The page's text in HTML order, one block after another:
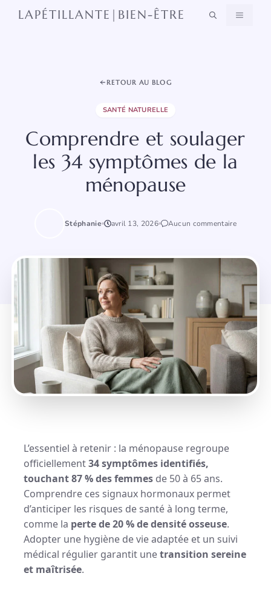
LAPÉTILLANTE|BIEN-ÊTRE MENU
RETOUR AU BLOG
SANTÉ NATURELLE
Comprendre et soulager
les 34 symptômes de la
ménopause
Stéphanie avril 13, 2026 Aucun commentaire
L’essentiel à retenir : la ménopause regroupe
officiellement34 symptômes identifiés,
touchant 87 % des femmes de 50 à 65 ans.
Comprendre ces signaux hormonaux permet
d’anticiper les risques de santé à long terme,
comme la perte de 20 % de densité osseuse.
Adopter une hygiène de vie adaptée et un suivi
médical régulier garantit unetransition sereine
et maîtrisée.